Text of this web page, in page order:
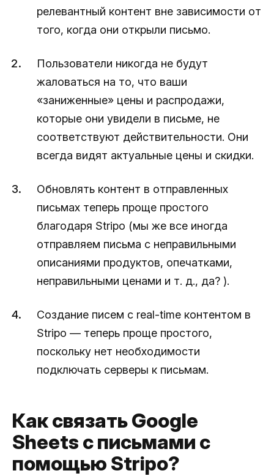
релевантный контент вне зависимости от
того, когда они открыли письмо.
Пользователи никогда не будут
жаловаться на то, что ваши
«заниженные» цены и распродажи,
которые они увидели в письме, не
соответствуют действительности. Они
всегда видят актуальные цены и скидки.
Обновлять контент в отправленных
письмах теперь проще простого
благодаря Stripo (мы же все иногда
отправляем письма с неправильными
описаниями продуктов, опечатками,
неправильными ценами и т. д., да? ).
Создание писем с real-time контентом в
Stripo — теперь проще простого,
поскольку нет необходимости
подключать серверы к письмам.
Как связать Google
Sheets с письмами с
помощью Stripo?